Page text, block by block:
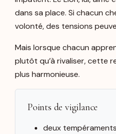
dans sa place. Si chacun
volonté, des tensions
Mais lorsque chacun
plutôt qu’à rivaliser, cette
plus harmonieuse.
Points de vigilance
deux